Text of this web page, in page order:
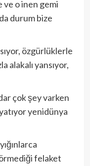
ve o inen gemi
durum bize
özgürlüklerle
alakalı yansıyor,
çok şey varken
yenidünya
felaket